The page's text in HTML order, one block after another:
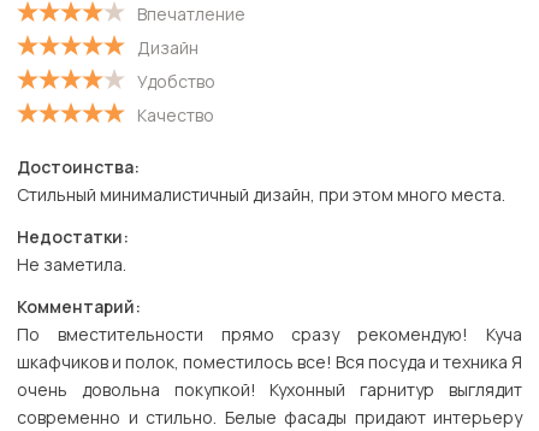
С низкой оценкойВпечатление
Дизайн
Удобство
Качество
Достоинства:
Стильный минималистичный дизайн, при этом много места.
Недостатки:
Не заметила.
Комментарий:
По вместительности прямо сразу рекомендую! Куча
шкафчиков и полок, поместилось все! Вся посуда и техника Я
очень довольна покупкой! Кухонный гарнитур выглядит
современно и стильно. Белые фасады придают интерьеру